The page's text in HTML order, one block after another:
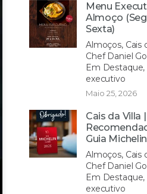
Menu
Almoço
Sexta)
Almoços, Cais
Chef Daniel
Em
executivo
Maio 25, 2026
Cais da Villa |
Guia
Almoços, Cais
Chef Daniel
Em
executivo